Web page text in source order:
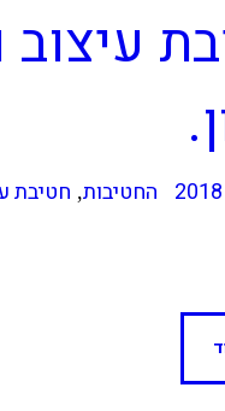
עיצוב
החטיבות, חטיבת